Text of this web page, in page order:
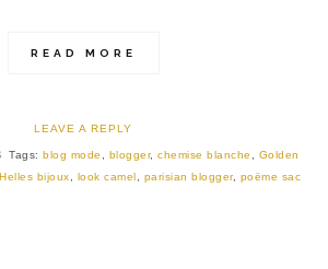
READ MORE
LEAVE A REPLY
Tags: blog mode , blogger,chemise blanche , Golden
Helles bijoux, look camel , parisian blogger, poëme sac